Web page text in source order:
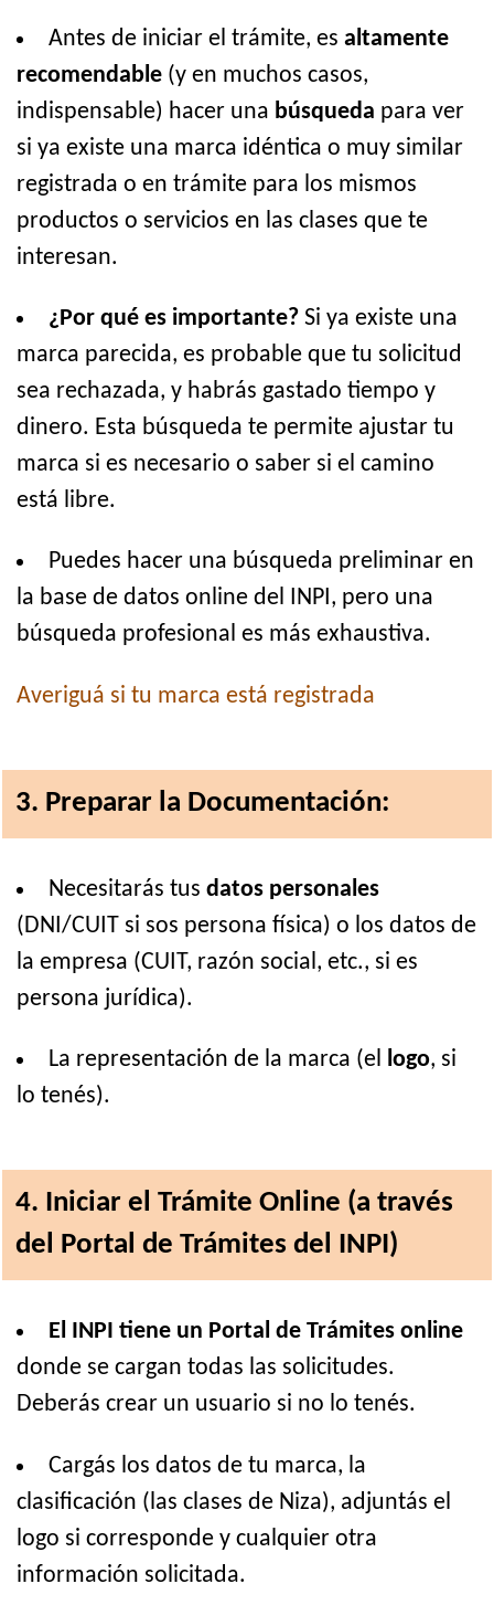
Antes de iniciar el trámite, esaltamente
recomendable (y en muchos casos,
indispensable) hacer una búsqueda para ver
si ya existe una marca idéntica o muy similar
registrada o en trámite para los mismos
productos o servicios en las clases que te
interesan.
¿Por qué es importante? Si ya existe una
marca parecida, es probable que tu solicitud
sea rechazada, y habrás gastado tiempo y
dinero. Esta búsqueda te permite ajustar tu
marca si es necesario o saber si el camino
está libre.
Puedes hacer una búsqueda preliminar en
la base de datos online del INPI, pero una
búsqueda profesional es más exhaustiva.
Averiguá si tu marca está registrada
3. Preparar la Documentación:
Necesitarás tusdatos personales
(DNI/CUIT si sos persona física) o los datos de
la empresa (CUIT, razón social, etc., si es
persona jurídica).
La representación de la marca (el logo, si
lo tenés).
4. Iniciar el Trámite Online (a través
del Portal de Trámites del INPI)
El INPI tiene un Portal de Trámites online
donde se cargan todas las solicitudes.
Deberás crear un usuario si no lo tenés.
Cargás los datos de tu marca, la
clasificación (las clases de Niza), adjuntás el
logo si corresponde y cualquier otra
información solicitada.